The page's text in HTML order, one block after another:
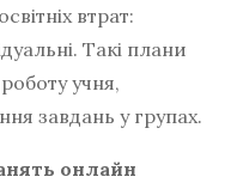
втрат:
Такі плани
учня,
завдань у групах.
онлайн